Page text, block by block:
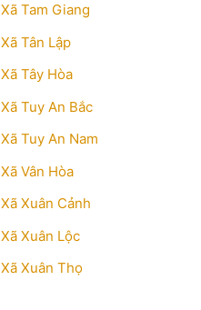
Xã Tam Giang
Xã Tân Lập
Xã Tây Hòa
Xã Tuy An Bắc
Xã Tuy An Nam
Xã Vân Hòa
Xã Xuân Cảnh
Xã Xuân Lộc
Xã Xuân Thọ